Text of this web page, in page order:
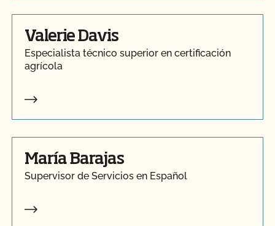
Valerie Davis
Especialista técnico superior en certificación
agrícola
María Barajas
Supervisor de Servicios en Español